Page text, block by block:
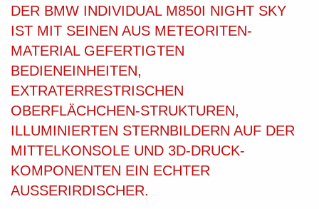
DER BMW INDIVIDUAL M850I NIGHT SKY
IST MIT SEINEN AUS METEORITEN-
MATERIAL GEFERTIGTEN
BEDIENEINHEITEN,
EXTRATERRESTRISCHEN
OBERFLÄCHCHEN-STRUKTUREN,
ILLUMINIERTEN STERNBILDERN AUF DER
MITTELKONSOLE UND 3D-DRUCK-
KOMPONENTEN EIN ECHTER
AUSSERIRDISCHER.